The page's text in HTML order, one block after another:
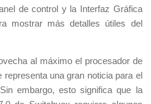
de control y la Interfaz Gráfica
mostrar más detalles útiles del
al máximo el procesador de
representa una gran noticia para el
embargo, esto significa que la